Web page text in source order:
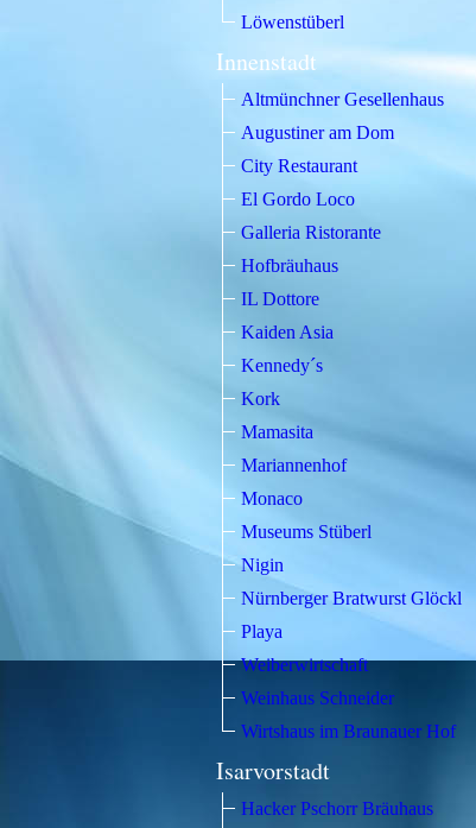
Löwenstüberl
Innenstadt
Altmünchner Gesellenhaus
Augustiner am Dom
City Restaurant
El Gordo Loco
Galleria Ristorante
Hofbräuhaus
IL Dottore
Kaiden Asia
Kennedy´s
Kork
Mamasita
Mariannenhof
Monaco
Museums Stüberl
Nigin
Nürnberger Bratwurst Glöckl
Playa
Weiberwirtschaft
Weinhaus Schneider
Wirtshaus im Braunauer Hof
Isarvorstadt
Hacker Pschorr Bräuhaus